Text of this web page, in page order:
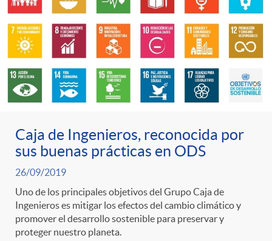
Caja de Ingenieros, reconocida por
sus buenas prácticas en ODS
26/09/2019
Uno de los principales objetivos del Grupo Caja de
Ingenieros es mitigar los efectos del cambio climático y
promover el desarrollo sostenible para preservar y
proteger nuestro planeta.